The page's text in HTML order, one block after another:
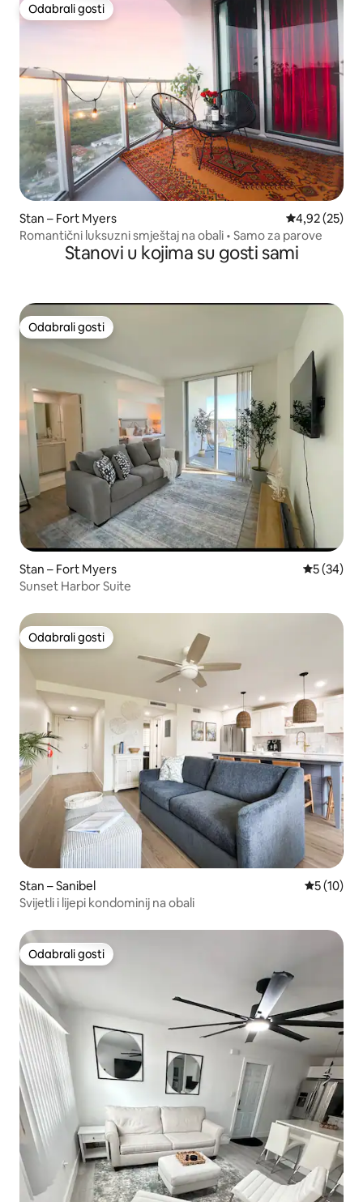
Odabrali gosti
Odabrali gosti
Stan – Fort Myers Prosječna
4,92 (25)
Romantični luksuzni smještaj na obali • Samo za parove
Stanovi u kojima su gosti sami
Odabrali gosti
Odabrali gosti
Stan – Fort Myers Prosječna
5 (34)
Sunset Harbor Suite
Odabrali gosti
Odabrali gosti
Stan – Sanibel Prosječna
5 (10)
Svijetli i lijepi kondominij na obali
Odabrali gosti
Odabrali gosti